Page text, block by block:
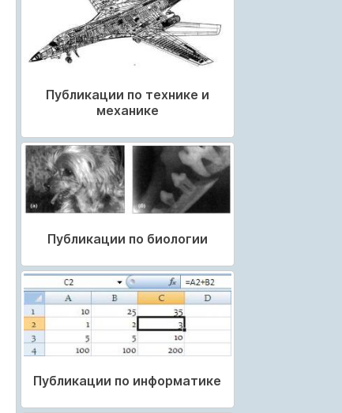
Публикации по технике и
механике
Публикации по биологии
Публикации по информатике